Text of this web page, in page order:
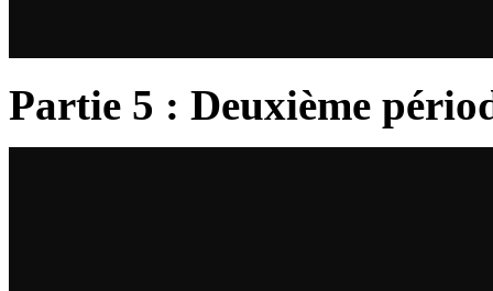
Partie 5 : Deuxième